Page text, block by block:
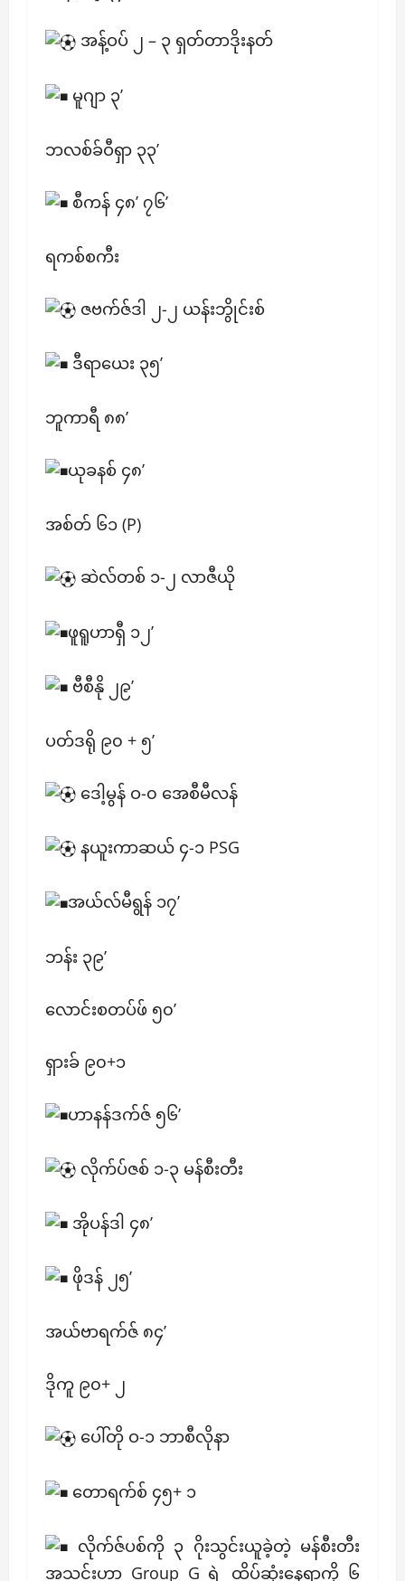
အန့်ဝပ် ၂ – ၃ ရှတ်တာဒိုးနတ်
မူဂျာ ၃’
ဘလစ်ခ်ဝီရှာ ၃၃’
စီကန် ၄၈’ ၇၆’
ရကစ်စကီး
ဇဗက်ဇ်ဒါ ၂-၂ ယန်းဘွိုင်းစ်
ဒီရာယေး ၃၅’
ဘူကာရီ ၈၈’
ယုခနစ် ၄၈’
အစ်တ် ၆၁ (P)
ဆဲလ်တစ် ၁-၂ လာဇီယို
ဖူရူဟာရှီ ၁၂’
ဗီစီနို ၂၉’
ပတ်ဒရို ၉၀ + ၅’
ဒေါ့မွန် ဝ-၀ အေစီမီလန်
နယူးကာဆယ် ၄-၁ PSG
အယ်လ်မီရွန် ၁၇’
ဘန်း ၃၉’
လောင်းစတပ်ဖ် ၅၀’
ရှားခ် ၉၀+၁
ဟာနန်ဒက်ဇ် ၅၆’
လိုက်ပ်ဇစ် ၁-၃ မန်စီးတီး
အိုပန်ဒါ ၄၈’
ဖိုဒန် ၂၅’
အယ်ဗာရက်ဇ် ၈၄’
ဒိုကူ ၉၀+ ၂
ပေါ်တို ဝ-၁ ဘာစီလိုနာ
တောရက်စ် ၄၅+ ၁
လိုက်ဇ်ပစ်ကို ၃ ဂိုးသွင်းယူခဲ့တဲ့ မန်စီးတီး
အသင်းဟာ Group G ရဲ့ ထိပ်ဆုံးနေရာကို ၆